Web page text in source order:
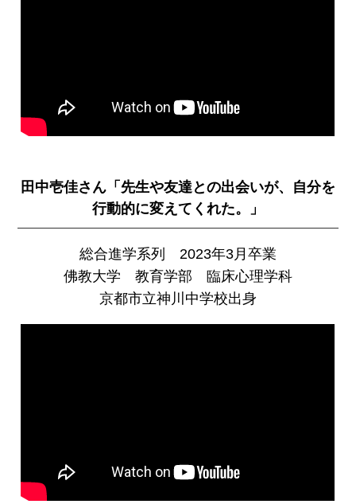
田中壱佳さん「先生や友達との出会いが、自分を
行動的に変えてくれた。」
総合進学系列 2023年3月卒業
佛教大学 教育学部 臨床心理学科
京都市立神川中学校出身